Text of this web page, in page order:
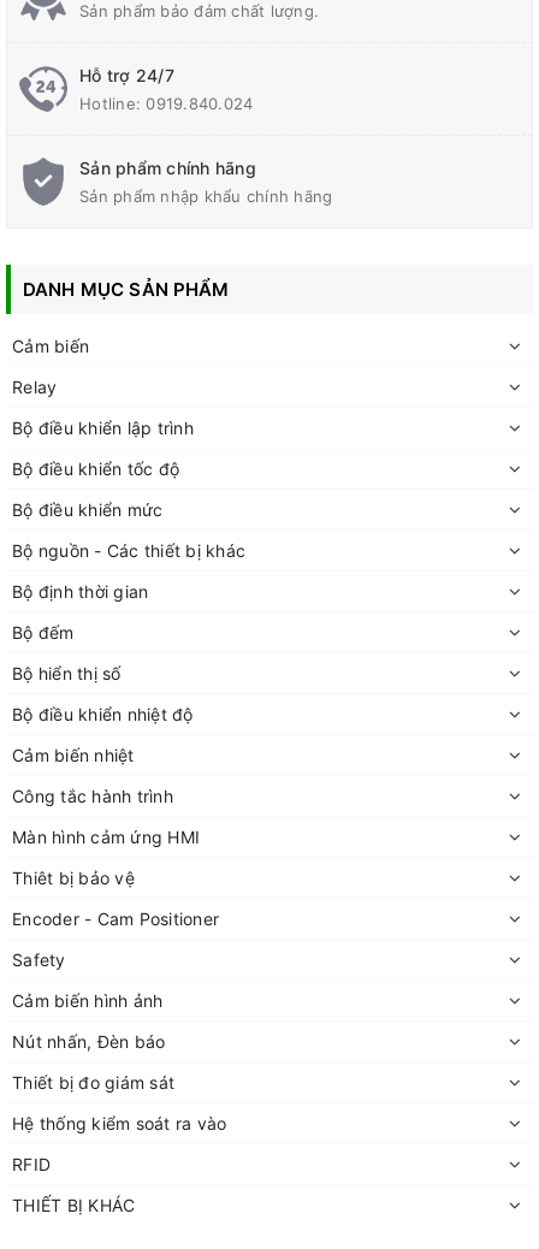
Sản phẩm bảo đảm chất lượng.
Hỗ trợ 24/7
Hotline:0919.840.024
Sản phẩm chính hãng
Sản phẩm nhập khẩu chính hãng
DANH MỤC SẢN PHẨM
Cảm biến
Relay
Bộ điều khiển lập trình
Bộ điều khiển tốc độ
Bộ điều khiển mức
Bộ nguồn - Các thiết bị khác
Bộ định thời gian
Bộ đếm
Bộ hiển thị số
Bộ điều khiển nhiệt độ
Cảm biến nhiệt
Công tắc hành trình
Màn hình cảm ứng HMI
Thiêt bị bảo vệ
Encoder - Cam Positioner
Safety
Cảm biến hình ảnh
Nút nhấn, Đèn báo
Thiết bị đo giám sát
Hệ thống kiểm soát ra vào
RFID
THIẾT BỊ KHÁC